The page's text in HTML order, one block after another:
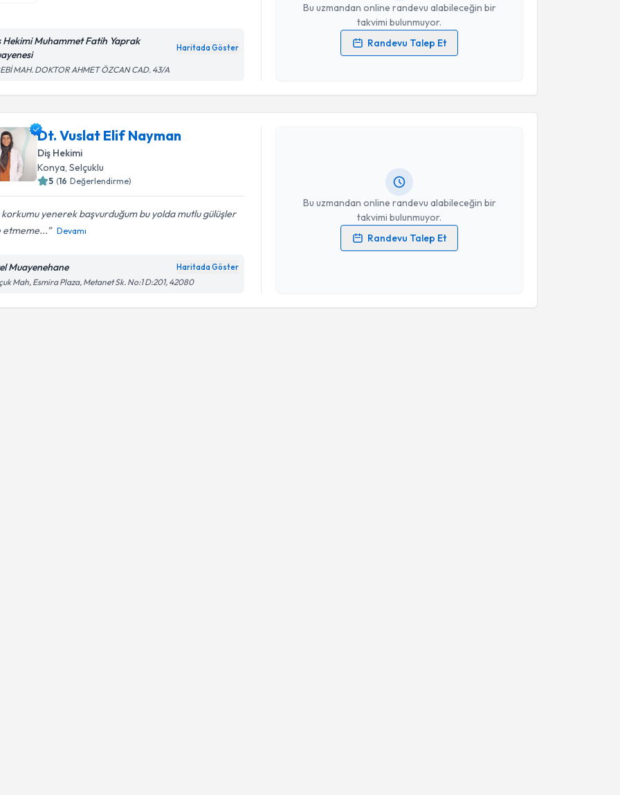
Hekimi Muhammet Fatih Yaprak
Haritada Göster
MAH. DOKTOR AHMET ÖZCAN CAD. 43/A
Bu uzmandan online randevu alabileceğin bir
takvimi bulunmuyor.
Randevu Talep Et
Kişisel verilerimin işlenmesine ilişkinAydınlatma Metni
Dt. Vuslat Elif Nayman
Diş Hekimi
Konya , Selçuklu
5 (16 Değerlendirme)
korkumu yenerek başvurduğum bu yolda mutlu gülüşler
etmeme...
Devamı
Muayenehane Haritada Göster
Mah, Esmira Plaza, Metanet Sk. No:1 D:201, 42080
Bu uzmandan online randevu alabileceğin bir
takvimi bulunmuyor.
Randevu Talep Et
Randevu Takvimi Talebi
Dt. Vuslat Elif Nayman
Kişisel verilerimin işlenmesine ilişkinAydınlatma Metni